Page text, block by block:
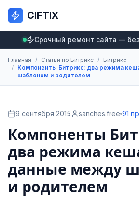
CIFTIX
Срочный ремонт сайта —
Главная / Статьи по Битрикс / Битрикс
/ Компоненты Битрикс: два режима
шаблоном и родителем
9 сентября 2015 sanches.free 91
Компоненты
два режима
данные между
и родителем